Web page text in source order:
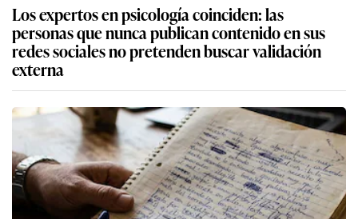
Los expertos en psicología coinciden: las
personas que nunca publican contenido en sus
redes sociales no pretenden buscar validación
externa